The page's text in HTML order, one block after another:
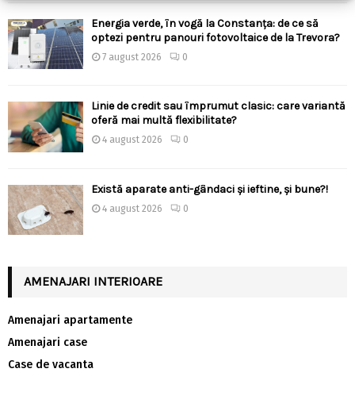
Energia verde, în vogă la Constanța: de ce să
optezi pentru panouri fotovoltaice de la Trevora?
7 august 2026 0
Linie de credit sau împrumut clasic: care variantă
oferă mai multă flexibilitate?
4 august 2026 0
Există aparate anti-gândaci și ieftine, și bune?!
4 august 2026 0
AMENAJARI INTERIOARE
Amenajari apartamente
Amenajari case
Case de vacanta